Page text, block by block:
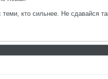
кто сильнее. Не сдавайся